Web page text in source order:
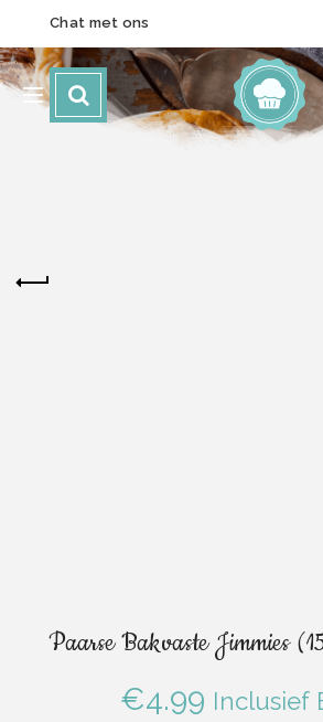
Chat met ons
Paarse Bakvaste Jimmies
€4.99 Inclusief